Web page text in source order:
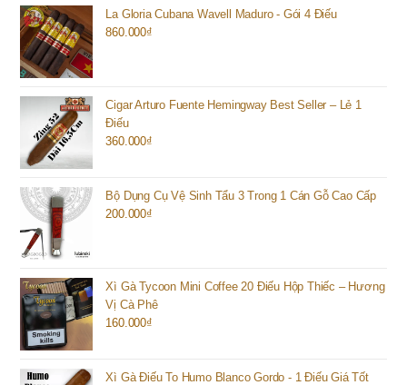
La Gloria Cubana Wavell Maduro - Gói 4 Điếu
860.000₫
Cigar Arturo Fuente Hemingway Best Seller – Lẻ 1
Điếu
360.000₫
Bộ Dụng Cụ Vệ Sinh Tẩu 3 Trong 1 Cán Gỗ Cao Cấp
200.000₫
Xì Gà Tycoon Mini Coffee 20 Điếu Hộp Thiếc – Hương
Vị Cà Phê
160.000₫
Xì Gà Điếu To Humo Blanco Gordo - 1 Điếu Giá Tốt